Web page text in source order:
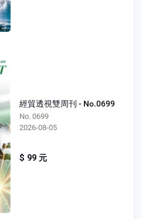
經貿透視雙周刊 - No.0699
No. 0699
2026-08-05
$ 99 元